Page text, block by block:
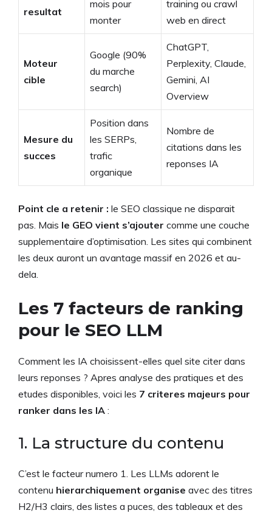
resultat
mois pour
monter
training ou crawl
web en direct
Moteur
cible
Google (90%
du marche
search)
ChatGPT,
Perplexity, Claude,
Gemini, AI
Overview
Mesure du
succes
Position dans
les SERPs,
trafic
organique
Nombre de
citations dans les
reponses IA
Point cle a retenir : le SEO classique ne disparait
pas. Mais le GEO vient s’ajouter comme une couche
supplementaire d’optimisation. Les sites qui combinent
les deux auront un avantage massif en 2026 et au-
dela.
Les 7 facteurs de ranking
pour le SEO LLM
Comment les IA choisissent-elles quel site citer dans
leurs reponses ? Apres analyse des pratiques et des
etudes disponibles, voici les 7 criteres majeurs pour
ranker dans les IA :
1. La structure du contenu
C’est le facteur numero 1. Les LLMs adorent le
contenu hierarchiquement organise avec des titres
H2/H3 clairs, des listes a puces, des tableaux et des